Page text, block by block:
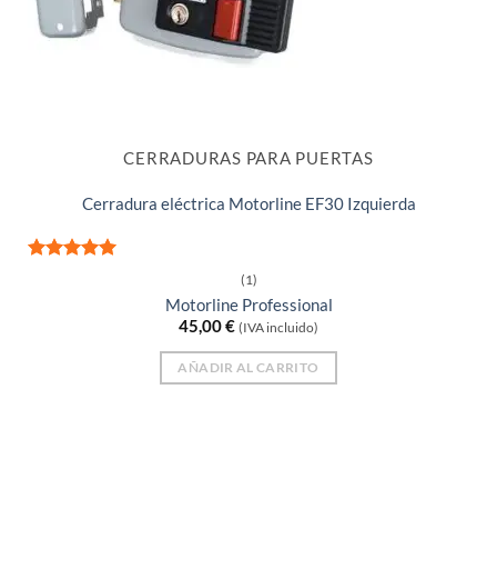
CERRADURAS PARA PUERTAS
Cerradura eléctrica Motorline EF30 Izquierda
(1)
Motorline Professional
45,00€ (IVA incluido)
AÑADIR AL CARRITO